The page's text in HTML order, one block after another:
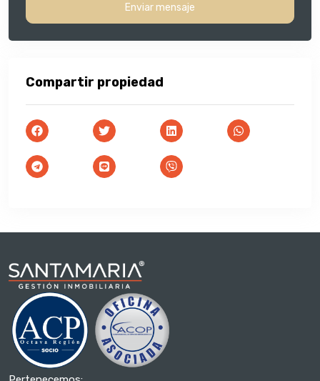
Enviar mensaje
Compartir propiedad